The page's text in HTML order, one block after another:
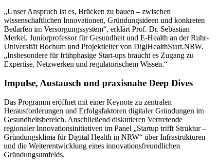
„Unser Anspruch ist es, Brücken zu bauen – zwischen
wissenschaftlichen Innovationen, Gründungsideen und konkreten
Bedarfen im Versorgungssystem“, erklärt Prof. Dr. Sebastian
Merkel, Juniorprofessor für Gesundheit und E-Health an der Ruhr-
Universität Bochum und Projektleiter von DigiHealthStart.NRW.
„Insbesondere für frühphasige Start-ups braucht es Zugang zu
Expertise, Netzwerken und regulatorischem Wissen.“
Impulse, Austausch und praxisnahe Deep Dives
Das Programm eröffnet mit einer Keynote zu zentralen
Herausforderungen und Erfolgsfaktoren digitaler Gründungen im
Gesundheitsbereich. Anschließend diskutieren Vertretende
regionaler Innovationsinitiativen im Panel „Startup trifft Struktur –
Gründungsklima für Digital Health in NRW“ über Infrastrukturen
und die Weiterentwicklung eines innovationsfreundlichen
Gründungsumfelds.